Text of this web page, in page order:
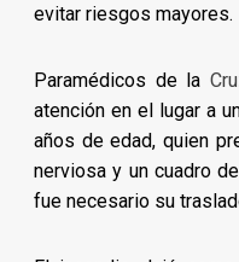
evitar riesgos mayores.
Paramédicos de la
atención en el lugar a
años de edad, quien
nerviosa y un cuadro
fue necesario su